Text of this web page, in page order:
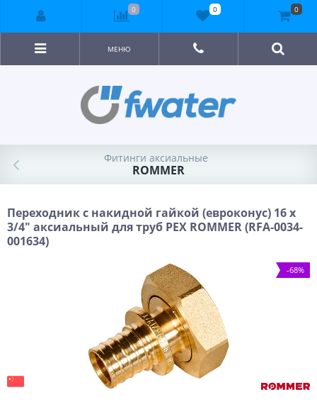
МЕНЮ
Фитинги аксиальные
ROMMER
Переходник с накидной гайкой (евроконус) 16 x
3/4" аксиальный для труб PEX ROMMER (RFA-0034-
001634)
-68%
0 0 0